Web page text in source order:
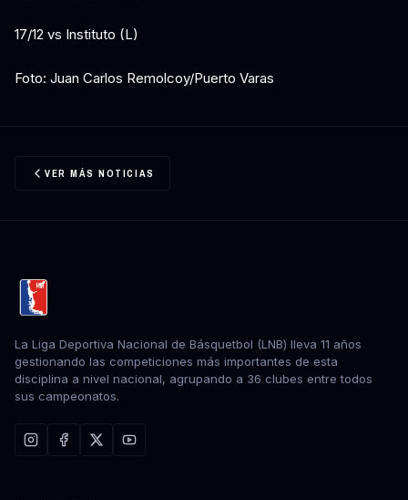
17/12 vs Instituto (L)
Foto: Juan Carlos Remolcoy/Puerto Varas
VER MÁS NOTICIAS
La Liga Deportiva Nacional de Básquetbol (LNB) lleva 11 años
gestionando las competiciones más importantes de esta
disciplina a nivel nacional, agrupando a 36 clubes entre todos
sus campeonatos.